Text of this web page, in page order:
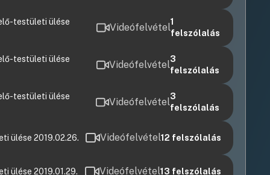
testületi ülése
Videófelvétel1
felszólalás
testületi ülése
Videófelvétel3
felszólalás
testületi ülése
Videófelvétel3
felszólalás
ülése 2019.02.26. Videófelvétel12 felszólalás
ülése 2019.01.29. Videófelvétel13 felszólalás